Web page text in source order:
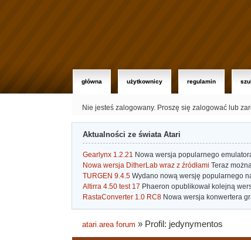
główna użytkownicy regulamin
Nie jesteś zalogowany. Proszę się zalogować lub
Aktualności ze świata Atari
Gearlynx 1.2.21 Nowa wersja popularnego
Nowa wersja DitherLab wraz z źródłami Teraz
TURGEN 9.4.5 Wydano nową wersję popularnego
Altirra 4.50 test 17 Phaeron opublikował kolejną
RastaConverter 1.0 RC8 Nowa wersja konwertera
atari.area forum » Profil: jedynymentos